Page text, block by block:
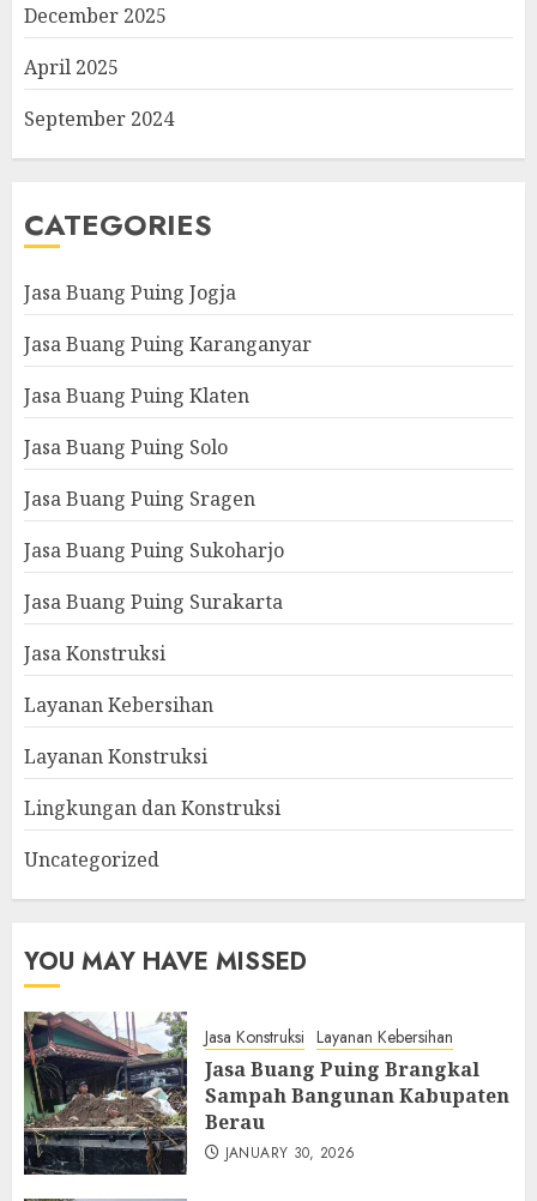
December 2025
April 2025
September 2024
CATEGORIES
Jasa Buang Puing Jogja
Jasa Buang Puing Karanganyar
Jasa Buang Puing Klaten
Jasa Buang Puing Solo
Jasa Buang Puing Sragen
Jasa Buang Puing Sukoharjo
Jasa Buang Puing Surakarta
Jasa Konstruksi
Layanan Kebersihan
Layanan Konstruksi
Lingkungan dan Konstruksi
Uncategorized
YOU MAY HAVE MISSED
Jasa Konstruksi Layanan Kebersihan
Jasa Buang Puing Brangkal
Sampah Bangunan Kabupaten
Berau
JANUARY 30, 2026